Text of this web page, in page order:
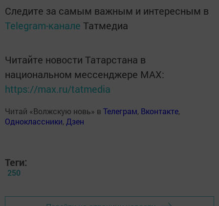
Следите за самым важным и интересным в
Telegram-канале Татмедиа
Читайте новости Татарстана в
национальном мессенджере MАХ:
https://max.ru/tatmedia
Читай «Волжскую новь» в Телеграм, Вконтакте,
Одноклассники,Дзен
Теги:
250